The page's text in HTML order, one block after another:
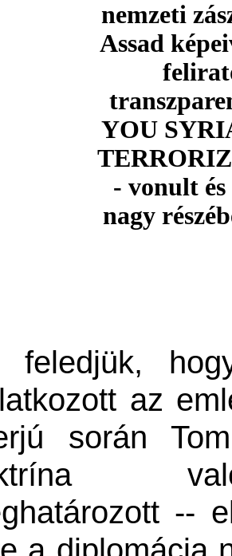
nemzeti
Assad
YOU
- vonult és
nagy
feledjük,
az
során
--